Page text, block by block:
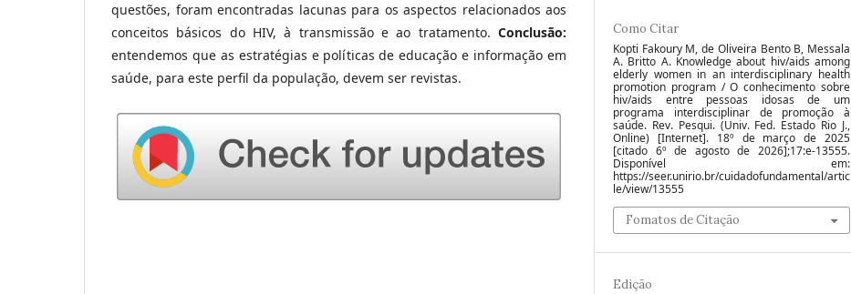
questões, foram encontradas lacunas para os aspectos relacionados aos
conceitos básicos do HIV, à transmissão e ao tratamento. Conclusão:
entendemos que as estratégias e políticas de educação e informação em
saúde, para este perfil da população, devem ser revistas.
Como Citar
Kopti Fakoury M, de Oliveira Bento B, Messala
A. Britto A. Knowledge about hiv/aids among
elderly women in an interdisciplinary health
promotion program / O conhecimento sobre
hiv/aids entre pessoas idosas de um
programa interdisciplinar de promoção à
saúde. Rev. Pesqui. (Univ. Fed. Estado Rio J.,
Online) [Internet]. 18º de março de 2025
[citado 6º de agosto de 2026];17:e-13555.
Disponível em:
https://seer.unirio.br/cuidadofundamental/artic
le/view/13555
Fomatos de Citação
Edição